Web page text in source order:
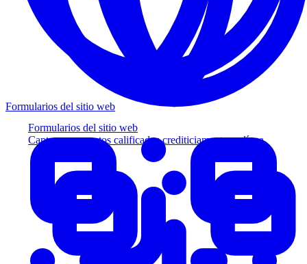
Formularios del sitio web
Capture prospectos calificados crediticiamente en línea
Formularios del sitio web